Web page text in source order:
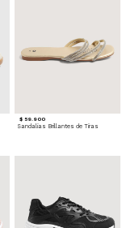
$ 59.900
Sandalias Brillantes de Tiras